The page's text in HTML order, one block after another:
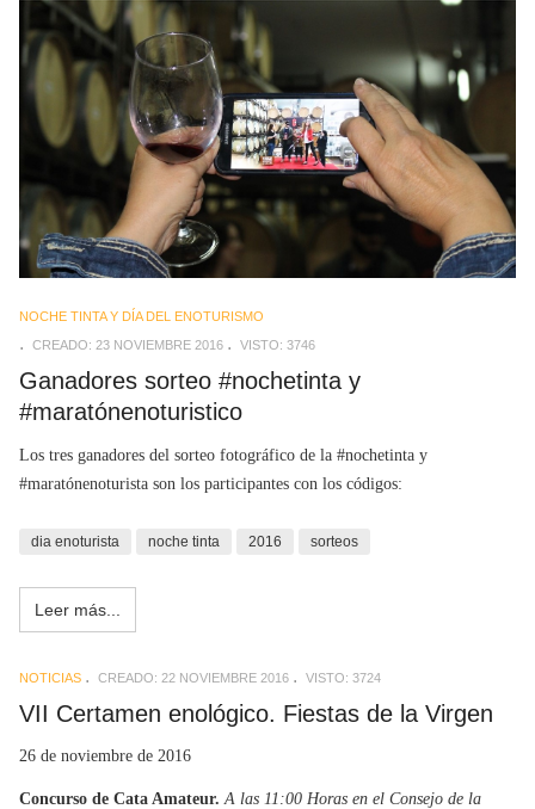
NOCHE TINTA Y DÍA DEL ENOTURISMO
CREADO: 23 NOVIEMBRE 2016
VISTO: 3746
Ganadores sorteo #nochetinta y
#maratónenoturistico
Los tres ganadores del sorteo fotográfico de la #nochetinta y
#maratónenoturista son los participantes con los códigos:
dia enoturista noche tinta 2016 sorteos
Leer más...
NOTICIAS CREADO: 22 NOVIEMBRE 2016 VISTO: 3724
VII Certamen enológico. Fiestas de la Virgen
26 de noviembre de 2016
Concurso de Cata Amateur. A las 11:00 Horas en el Consejo de la